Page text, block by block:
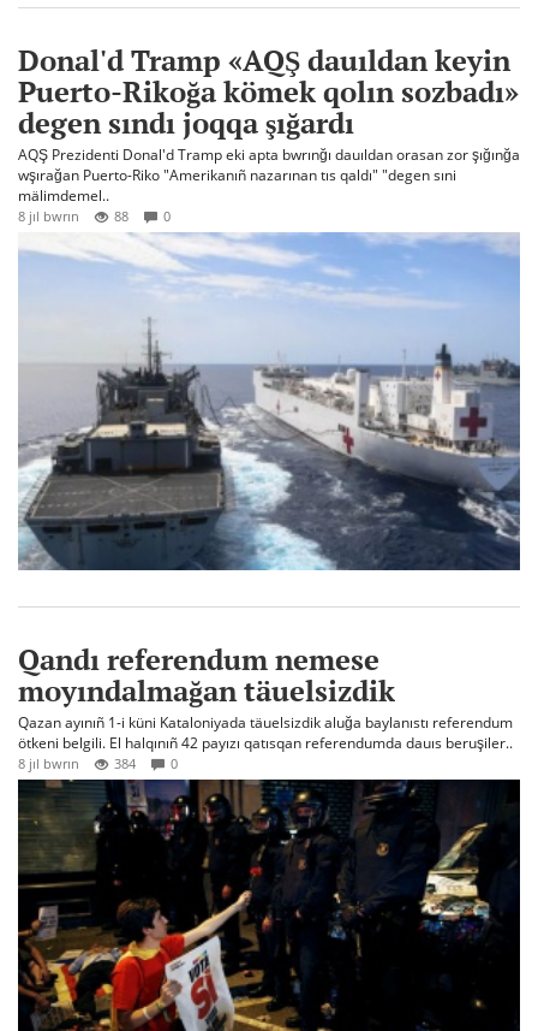
Donal'd Tramp «AQŞ dauıldan keyin
Puerto-Rikoğa kömek qolın sozbadı»
degen sındı joqqa şığardı
AQŞ Prezidenti Donal'd Tramp eki apta bwrınğı dauıldan orasan zor şığınğa
wşırağan Puerto-Riko "Amerikanıñ nazarınan tıs qaldı" "degen sıni
mälimdemel..
8 jıl bwrın 88 0
Qandı referendum nemese
moyındalmağan täuelsizdik
Qazan ayınıñ 1-i küni Kataloniyada täuelsizdik aluğa baylanıstı referendum
ötkeni belgili. El halqınıñ 42 payızı qatısqan referendumda dauıs beruşiler..
8 jıl bwrın 384 0